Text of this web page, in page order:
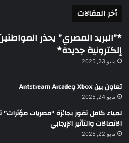
أخر المقالات
*”البريد المصري” يحذر
إلكترونية جديدة*
مايو 23, 2025
تعاون بين Xbox وAntstream Arcade
مايو 24, 2025
لمياء كامل تفوز بجائزة “مصريات مؤثرات”
الاتصالات والتأثير الإيجابي
مايو 22, 2025